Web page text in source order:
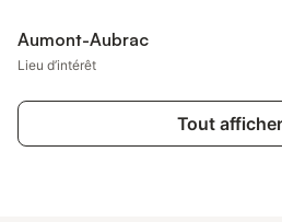
Aumont-Aubrac
Lieu d’intérêt
Tout afficher